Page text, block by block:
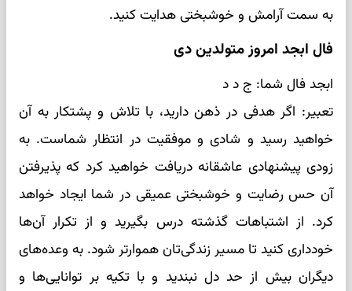
به سمت آرامش و خوشبختی هدایت کنید.
فال ابجد امروز متولدین دی
ابجد فال شما: ج د د
تعبیر: اگر هدفی در ذهن دارید، با تلاش و پشتکار به آن
خواهید رسید و شادی و موفقیت در انتظار شماست. به
زودی پیشنهادی عاشقانه دریافت خواهید کرد که پذیرفتن
آن حس رضایت و خوشبختی عمیقی در شما ایجاد خواهد
کرد. از اشتباهات گذشته درس بگیرید و از تکرار آن‌ها
خودداری کنید تا مسیر زندگی‌تان هموارتر شود. به وعده‌های
دیگران بیش از حد دل نبندید و با تکیه بر توانایی‌ها و